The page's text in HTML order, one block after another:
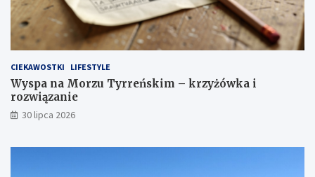
CIEKAWOSTKI LIFESTYLE
Wyspa na Morzu Tyrreńskim – krzyżówka i
rozwiązanie
30 lipca 2026